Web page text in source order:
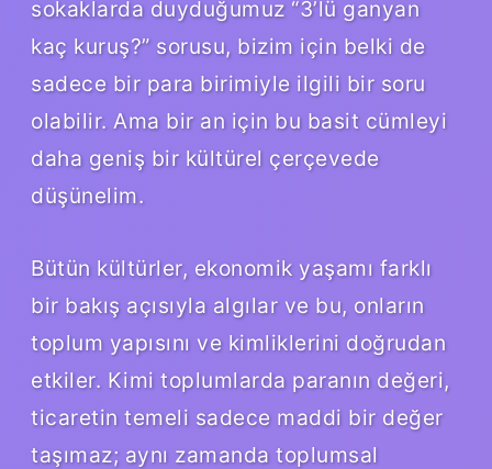
sokaklarda duyduğumuz “3’lü ganyan
kaç kuruş?” sorusu, bizim için belki de
sadece bir para birimiyle ilgili bir soru
olabilir. Ama bir an için bu basit cümleyi
daha geniş bir kültürel çerçevede
düşünelim.
Bütün kültürler, ekonomik yaşamı farklı
bir bakış açısıyla algılar ve bu, onların
toplum yapısını ve kimliklerini doğrudan
etkiler. Kimi toplumlarda paranın değeri,
ticaretin temeli sadece maddi bir değer
taşımaz; aynı zamanda toplumsal